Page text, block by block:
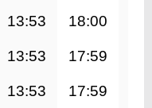
13:53 18:00
13:53 17:59
13:53 17:59